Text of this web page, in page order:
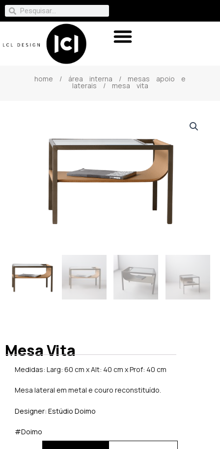
home / área interna / mesas apoio e
laterais / mesa vita
Mesa Vita
Medidas: Larg: 60 cm x Alt: 40 cm x Prof: 40 cm
Mesa lateral em metal e couro reconstituído.
Designer: Estúdio Doimo
#Doimo